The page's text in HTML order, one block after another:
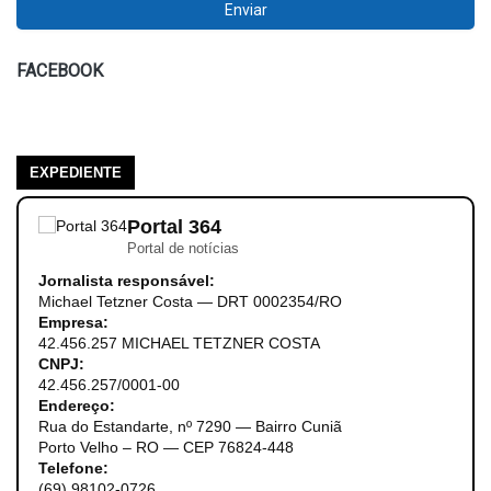
FACEBOOK
EXPEDIENTE
Portal 364
Portal de notícias
Jornalista responsável:
Michael Tetzner Costa — DRT 0002354/RO
Empresa:
42.456.257 MICHAEL TETZNER COSTA
CNPJ:
42.456.257/0001-00
Endereço:
Rua do Estandarte, nº 7290 — Bairro Cuniã
Porto Velho – RO — CEP 76824-448
Telefone: